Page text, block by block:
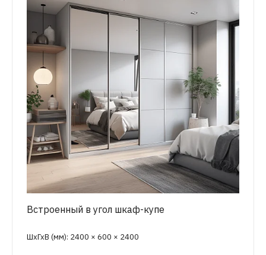
Встроенный в угол шкаф-купе
ШхГхВ (мм): 2400 × 600 × 2400